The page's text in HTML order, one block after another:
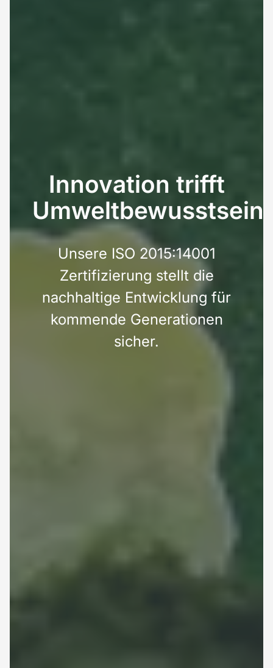
Innovation trifft
Umweltbewusstsein
Unsere ISO 2015:14001
Zertifizierung stellt die
nachhaltige Entwicklung für
kommende Generationen
sicher.